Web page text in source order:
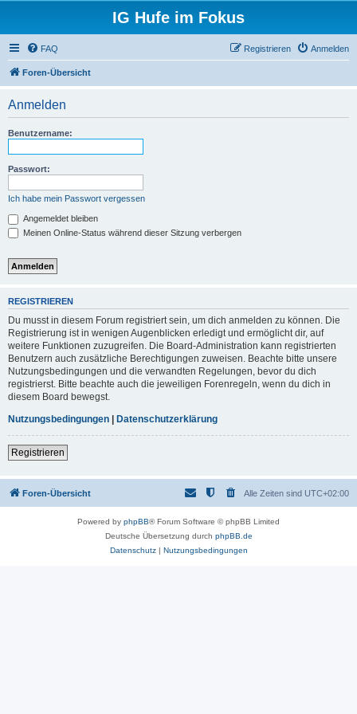
IG Hufe im Fokus
FAQ Anmelden
Registrieren
Foren-Übersicht
Anmelden
Benutzername:
Passwort:
Ich habe mein Passwort vergessen
Angemeldet bleiben
Meinen Online-Status während dieser Sitzung verbergen
REGISTRIEREN
Du musst in diesem Forum registriert sein, um dich anmelden zu können. Die
Registrierung ist in wenigen Augenblicken erledigt und ermöglicht dir, auf
weitere Funktionen zuzugreifen. Die Board-Administration kann registrierten
Benutzern auch zusätzliche Berechtigungen zuweisen. Beachte bitte unsere
Nutzungsbedingungen und die verwandten Regelungen, bevor du dich
registrierst. Bitte beachte auch die jeweiligen Forenregeln, wenn du dich in
diesem Board bewegst.
Nutzungsbedingungen | Datenschutzerklärung
Registrieren
Foren-Übersicht Alle Zeiten sind UTC+02:00
Powered by phpBB® Forum Software © phpBB Limited
Deutsche Übersetzung durch phpBB.de
Datenschutz| Nutzungsbedingungen